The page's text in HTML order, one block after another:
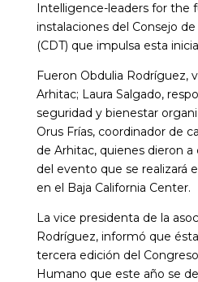
Intelligence-leaders for the
instalaciones del Consejo
(CDT) que impulsa esta
Fueron Obdulia Rodríguez,
Arhitac; Laura Salgado,
seguridad y bienestar
Orus Frías, coordinador de
de Arhitac, quienes dieron
del evento que se realizará
en el Baja California Center.
La vice presidenta de la
Rodríguez, informó que
tercera edición del
Humano que este año se